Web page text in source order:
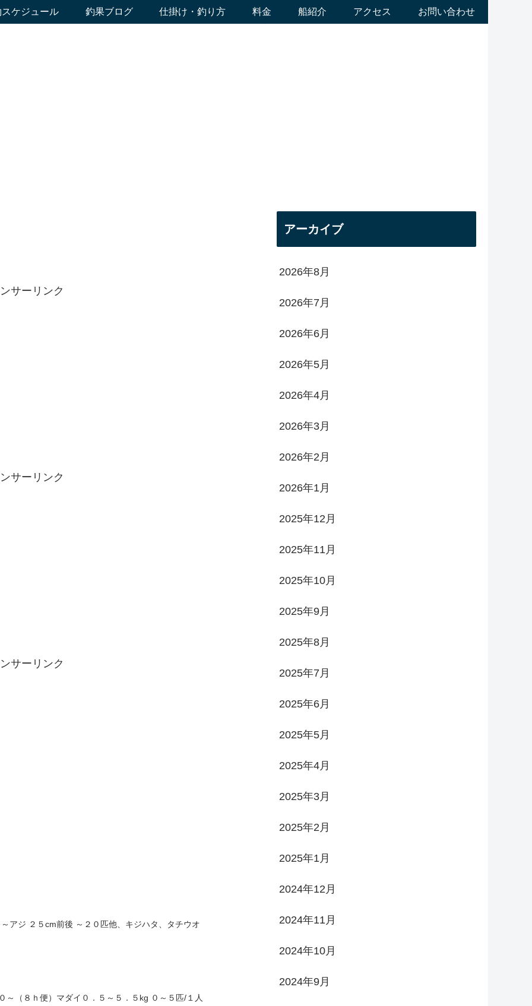
ケジュール 釣果ブログ 仕掛け・釣り方 料金 船紹介 アクセス お問い合わせ
サーリンク
サーリンク
サーリンク
アジ ２５cm前後 ～２０匹他、キジハタ、タチウオ
～（８ｈ便）マダイ０．５～５．５kg ０～５匹/１人
アーカイブ
2026年8月
2026年7月
2026年6月
2026年5月
2026年4月
2026年3月
2026年2月
2026年1月
2025年12月
2025年11月
2025年10月
2025年9月
2025年8月
2025年7月
2025年6月
2025年5月
2025年4月
2025年3月
2025年2月
2025年1月
2024年12月
2024年11月
2024年10月
2024年9月